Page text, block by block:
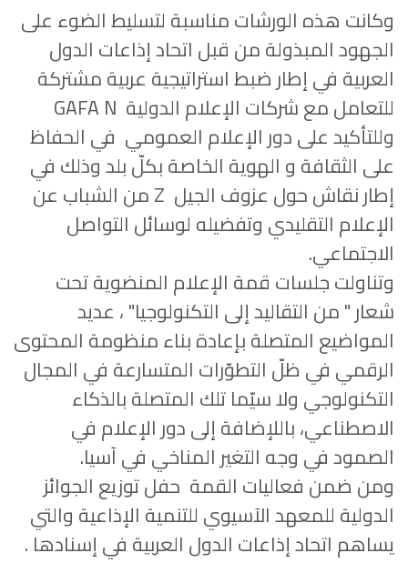
وكانت هذه الورشات مناسبة لتسليط الضوء على
الجهود المبذولة من قبل اتحاد إذاعات الدول
العربية في إطار ضبط استراتيجية عربية مشتركة
للتعامل مع شركات الإعلام الدولية GAFA N
وللتأكيد على دور الإعلام العمومي في الحفاظ
على الثقافة و الهوية الخاصة بكلّ بلد وذلك في
إطار نقاش حول عزوف الجيل Zمن الشباب عن
الإعلام التقليدي وتفضيله لوسائل التواصل
الاجتماعي.
وتناولت جلسات قمة الإعلام المنضوية تحت
شعار " من التقاليد إلى التكنولوجيا" ، عديد
المواضيع المتصلة بإعادة بناء منظومة المحتوى
الرقمي في ظلّ التطوّرات المتسارعة في المجال
التكنولوجي ولا سيّما تلك المتصلة بالذكاء
الاصطناعي، باللإضافة إلى دور الإعلام في
الصمود في وجه التغير المناخي في آسيا.
ومن ضمن فعاليات القمة حفل توزيع الجوائز
الدولية للمعهد الآسيوي للتنمية الإذاعية والتي
يساهم اتحاد إذاعات الدول العربية في إسنادها .